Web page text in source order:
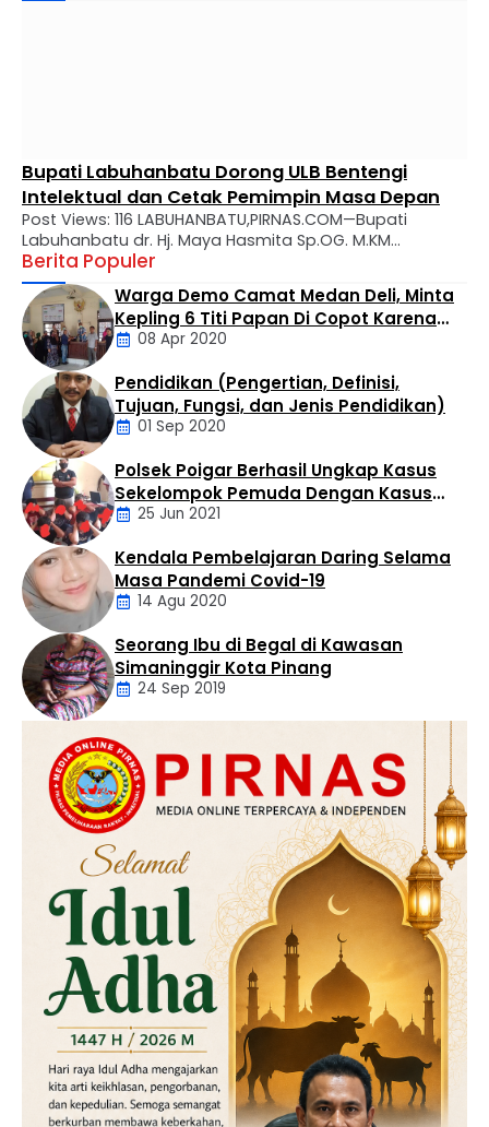
Bupati Labuhanbatu Dorong ULB Bentengi
Intelektual dan Cetak Pemimpin Masa Depan
Post Views: 116 LABUHANBATU,PIRNAS.COM—Bupati
Labuhanbatu dr. Hj. Maya Hasmita Sp.OG. M.KM
menyampaikan apresiasi mendalam atas perjalanan
panjang Universitas Labuhanbatu (ULB) yang kini genap
berusia 28 tahun. Dalam usianya yang makin matang,
ULB diharapkan tidak hanya menjadi tempat transfer
ilmu, melainkan kawah candradimuka dalam
melahirkan generasi muda yang inovatif, kritis, dan
berkarakter. Apresiasi tersebut disampaikan Bupati …
Berita Populer
Daerah
Warga Demo Camat Medan Deli, Minta
Kepling 6 Titi Papan Di Copot Karena
Tak Perduli Sama Warganya
08 Apr 2020
Artikel
Pendidikan (Pengertian, Definisi,
Tujuan, Fungsi, dan Jenis Pendidikan)
01 Sep 2020
Daerah
Polsek Poigar Berhasil Ungkap Kasus
Sekelompok Pemuda Dengan Kasus
Pencabulan
25 Jun 2021
Artikel
Kendala Pembelajaran Daring Selama
Masa Pandemi Covid-19
14 Agu 2020
Daerah
Hukum
Kriminal
Labusel
Seorang Ibu di Begal di Kawasan
Simaninggir Kota Pinang
24 Sep 2019